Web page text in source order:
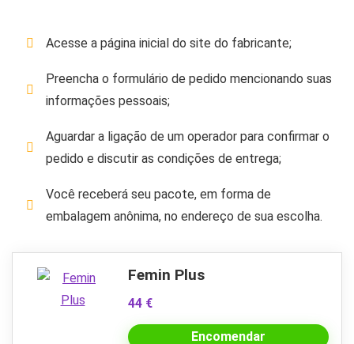
Acesse a página inicial do site do fabricante;
Preencha o formulário de pedido mencionando suas
informações pessoais;
Aguardar a ligação de um operador para confirmar o
pedido e discutir as condições de entrega;
Você receberá seu pacote, em forma de
embalagem anônima, no endereço de sua escolha.
Femin Plus
44 €
Encomendar